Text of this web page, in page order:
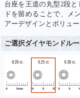
台座を王道の丸型2段
ドを留めることで、メ
アーデザインとボリュ
ご選択ダイヤモンドル